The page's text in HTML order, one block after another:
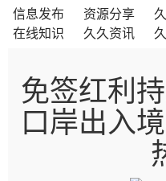
信息发布 资源分享
在线知识
久久资讯
免签红利
口岸出入